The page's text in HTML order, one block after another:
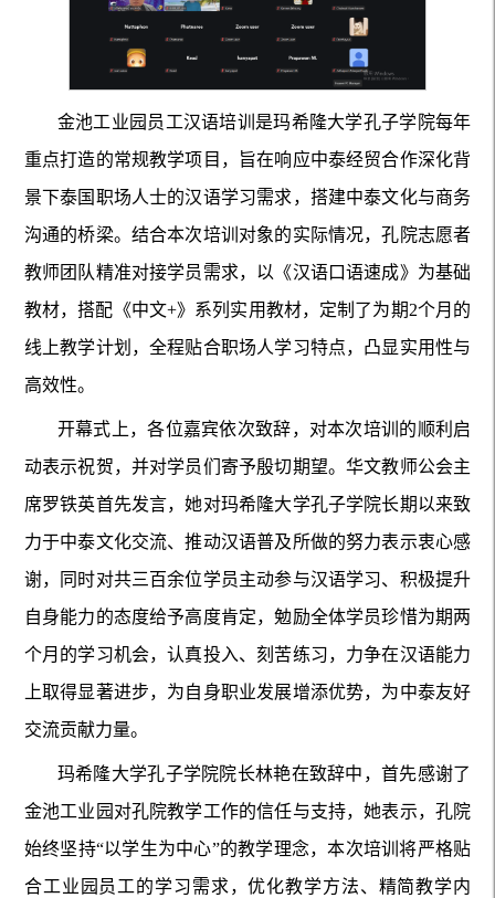
金池工业园员工汉语培训是玛希隆大学孔子学院每年
重点打造的常规教学项目，旨在响应中泰经贸合作深化背
景下泰国职场人士的汉语学习需求，搭建中泰文化与商务
沟通的桥梁。结合本次培训对象的实际情况，孔院志愿者
教师团队精准对接学员需求，以《汉语口语速成》为基础
教材，搭配《中文+》系列实用教材，定制了为期2个月的
线上教学计划，全程贴合职场人学习特点，凸显实用性与
高效性。
开幕式上，各位嘉宾依次致辞，对本次培训的顺利启
动表示祝贺，并对学员们寄予殷切期望。华文教师公会主
席罗铁英首先发言，她对玛希隆大学孔子学院长期以来致
力于中泰文化交流、推动汉语普及所做的努力表示衷心感
谢，同时对共三百余位学员主动参与汉语学习、积极提升
自身能力的态度给予高度肯定，勉励全体学员珍惜为期两
个月的学习机会，认真投入、刻苦练习，力争在汉语能力
上取得显著进步，为自身职业发展增添优势，为中泰友好
交流贡献力量。
玛希隆大学孔子学院院长林艳在致辞中，首先感谢了
金池工业园对孔院教学工作的信任与支持，她表示，孔院
始终坚持“以学生为中心”的教学理念，本次培训将严格贴
合工业园员工的学习需求，优化教学方法、精简教学内